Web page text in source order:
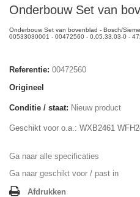
Onderbouw Set van
Onderbouw Set van bovenblad - Bosch/
00533030001 - 00472560 - 0.05.33.03-0 -
Referentie: 00472560
Origineel
Conditie / staat: Nieuw product
Geschikt voor o.a.: WXB2461
Ga naar alle specificaties
Ga naar geschikt voor / past in
Afdrukken